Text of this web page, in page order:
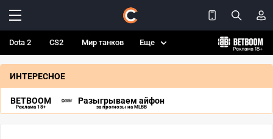
Dota 2 CS2 Мир танков Еще
ИНТЕРЕСНОЕ
BETBOOM
Реклама 18+
Разыгрываем айфон
за прогнозы на MLBB